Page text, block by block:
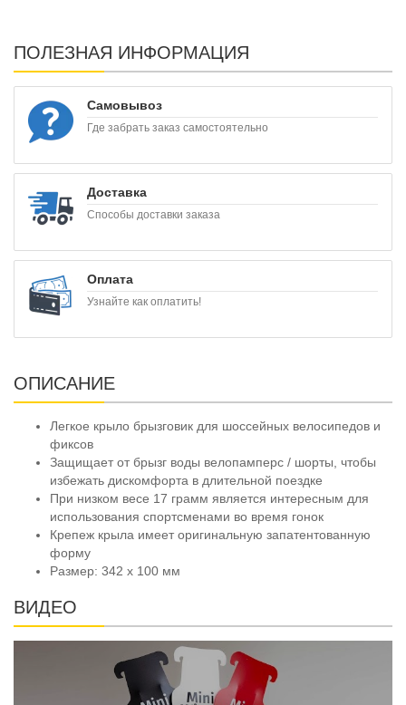
ПОЛЕЗНАЯ ИНФОРМАЦИЯ
Самовывоз
Где забрать заказ самостоятельно
Доставка
Способы доставки заказа
Оплата
Узнайте как оплатить!
ОПИСАНИЕ
Легкое крыло брызговик для шоссейных велосипедов и
фиксов
Защищает от брызг воды велопамперс / шорты, чтобы
избежать дискомфорта в длительной поездке
При низком весе 17 грамм является интересным для
использования спортсменами во время гонок
Крепеж крыла имеет оригинальную запатентованную
форму
Размер: 342 х 100 мм
ВИДЕО